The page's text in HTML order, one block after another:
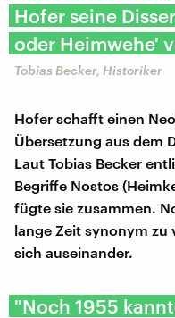
Hofer seine
oder Heimwehe'
Tobias Becker, Historiker
Hofer schafft einen
Übersetzung aus dem
Laut Tobias Becker
Begriffe Nostos
fügte sie zusammen.
lange Zeit synonym zu
sich auseinander.
"Noch 1955